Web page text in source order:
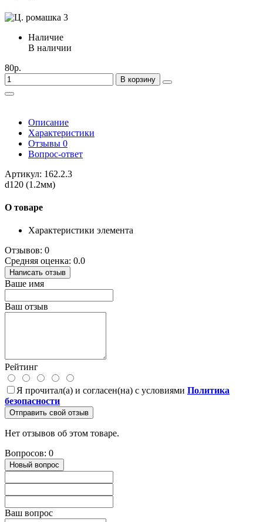
Наличие
В наличии
80р.
В корзину
Описание
Характеристики
Отзывы 0
Вопрос-ответ
Артикул: 162.2.3
d120 (1.2мм)
О товаре
Характеристики элемента
Отзывов: 0
Средняя оценка: 0.0
Написать отзыв
Ваше имя
Ваш отзыв
Рейтинг
Я прочитал(а) и согласен(на) с условиями Политика
безопасности
Отправить свой отзыв
Нет отзывов об этом товаре.
Вопросов: 0
Новый вопрос
Ваш вопрос